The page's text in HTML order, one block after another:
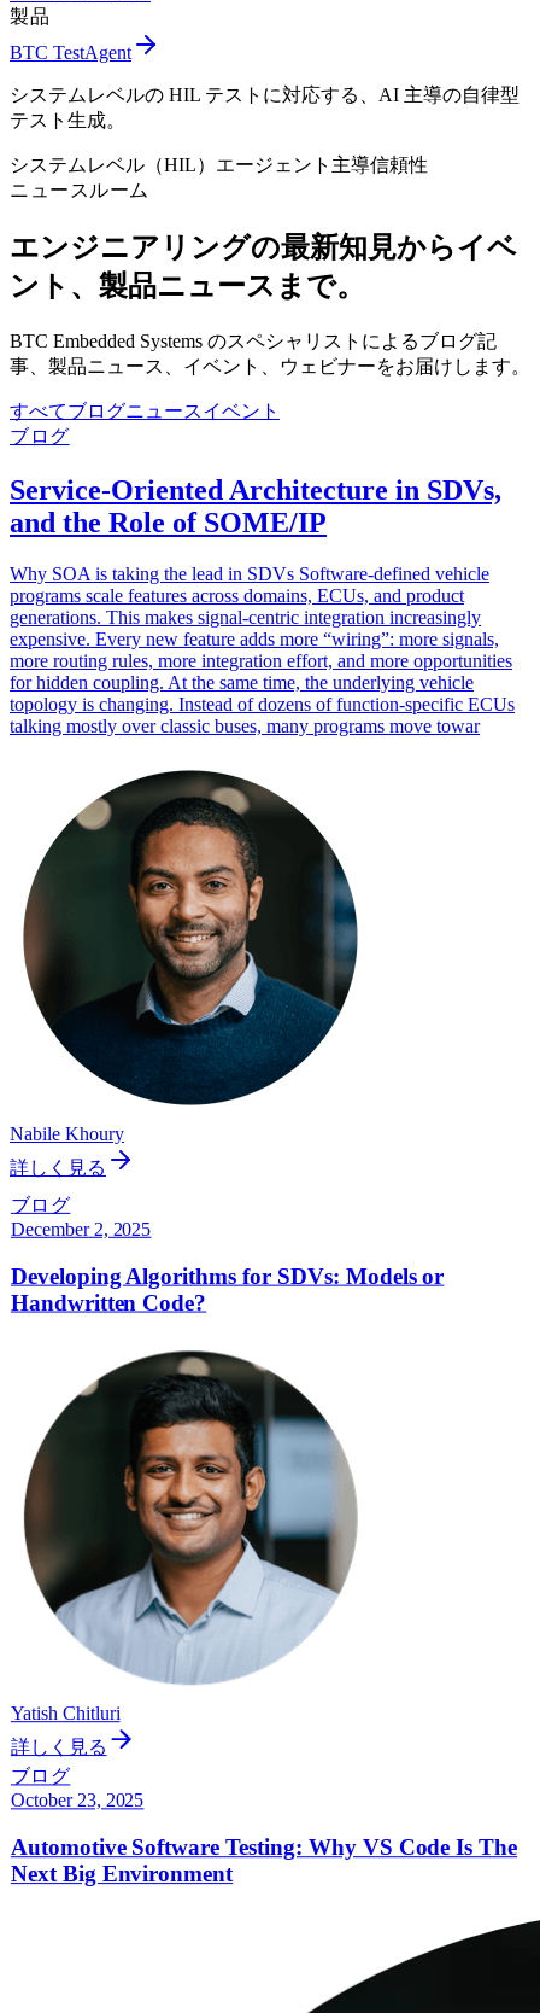
製品
BTC TestAgent
システムレベルの HIL テストに対応する、AI 主導の自律型
テスト生成。
システムレベル（HIL） エージェント主導信頼性
ニュースルーム
エンジニアリングの最新知見からイベ
ント、製品ニュースまで。
BTC Embedded Systems のスペシャリストによるブログ記
事、製品ニュース、イベント、ウェビナーをお届けします。
すべてブログニュースイベント
ブログ
Service-Oriented Architecture in SDVs,
and the Role of SOME/IP
Why SOA is taking the lead in SDVs Software-defined vehicle
programs scale features across domains, ECUs, and product
generations. This makes signal-centric integration increasingly
expensive. Every new feature adds more “wiring”: more signals,
more routing rules, more integration effort, and more opportunities
for hidden coupling. At the same time, the underlying vehicle
topology is changing. Instead of dozens of function-specific ECUs
talking mostly over classic buses, many programs move towar
Nabile Khoury
詳しく見る
ブログ
December 2, 2025
Developing Algorithms for SDVs: Models or
Handwritten Code?
Yatish Chitluri
詳しく見る
ブログ
October 23, 2025
Automotive Software Testing: Why VS Code Is The
Next Big Environment